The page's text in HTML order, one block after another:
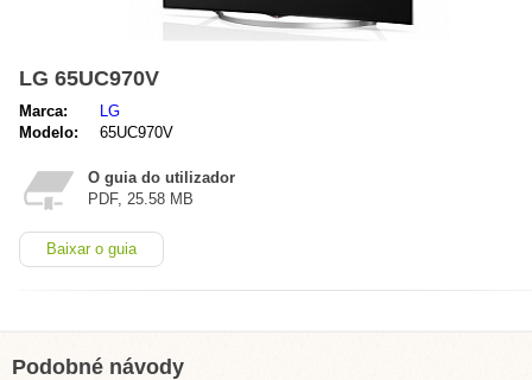
LG 65UC970V
Marca:
LG
Modelo:
65UC970V
O guia do utilizador
PDF, 25.58 MB
Baixar o guia
Podobné návody